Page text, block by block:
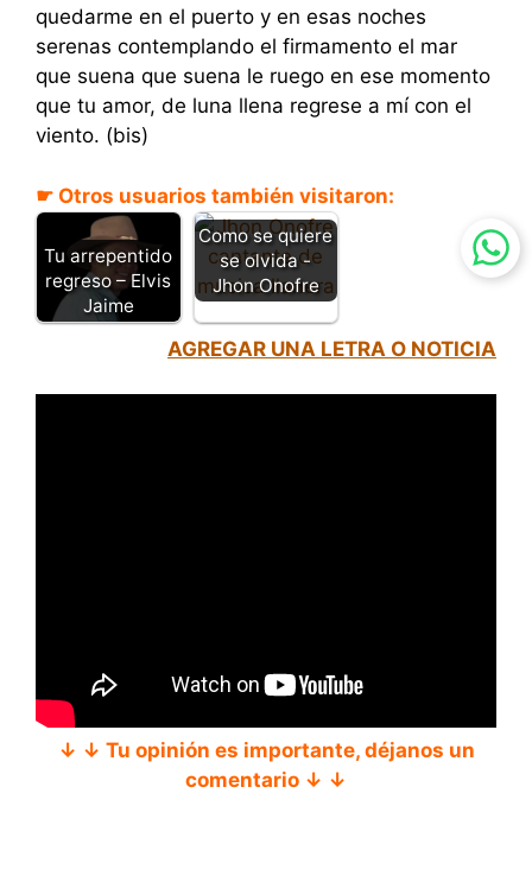
quedarme en el puerto y en esas noches
serenas contemplando el firmamento el mar
que suena que suena le ruego en ese momento
que tu amor, de luna llena regrese a mí con el
viento. (bis)
☛ Otros usuarios también visitaron:
Tu arrepentido
regreso – Elvis
Jaime
Como se quiere
se olvida -
Jhon Onofre
AGREGAR UNA LETRA O NOTICIA
↓ ↓ Tu opinión es importante, déjanos un
comentario ↓ ↓